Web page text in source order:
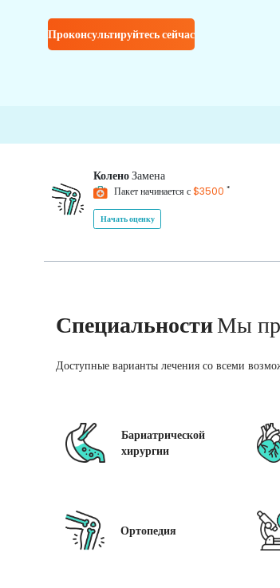
Проконсультируйтесь сейчас
КоленоЗамена
Пакет начинается с$3500 *
Начать оценку
СпециальностиМы
Доступные варианты лечения со всеми
Бариатрической
хирургии
Ортопедия